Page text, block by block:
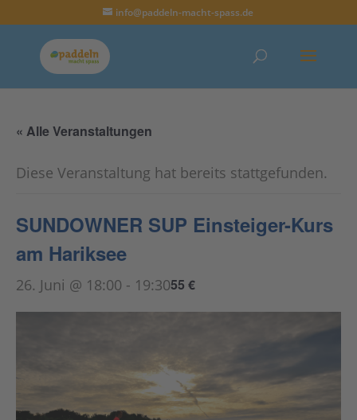
info@paddeln-macht-spass.de
« Alle Veranstaltungen
Diese Veranstaltung hat bereits stattgefunden.
SUNDOWNER SUP Einsteiger-Kurs
am Hariksee
26. Juni @ 18:00 - 19:3055 €